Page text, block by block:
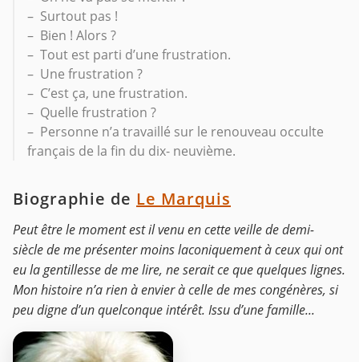
– Surtout pas !
– Bien ! Alors ?
– Tout est parti d’une frustration.
– Une frustration ?
– C’est ça, une frustration.
– Quelle frustration ?
– Personne n’a travaillé sur le renouveau occulte
français de la fin du dix- neuvième.
Biographie de Le Marquis
Peut être le moment est il venu en cette veille de demi-
siècle de me présenter moins laconiquement à ceux qui ont
eu la gentillesse de me lire, ne serait ce que quelques lignes.
Mon histoire n’a rien à envier à celle de mes congénères, si
peu digne d’un quelconque intérêt. Issu d’une famille...